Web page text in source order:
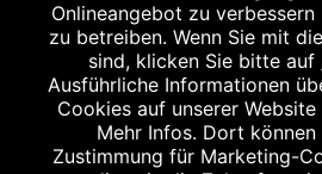
STERN
Münchner
85221
Onlineangebot zu
zu betreiben. Wenn Sie mit
sind, klicken Sie bitte auf
Ausführliche Informationen
Cookies auf unserer
Mehr Infos. Dort können
Zustimmung für Marketing-